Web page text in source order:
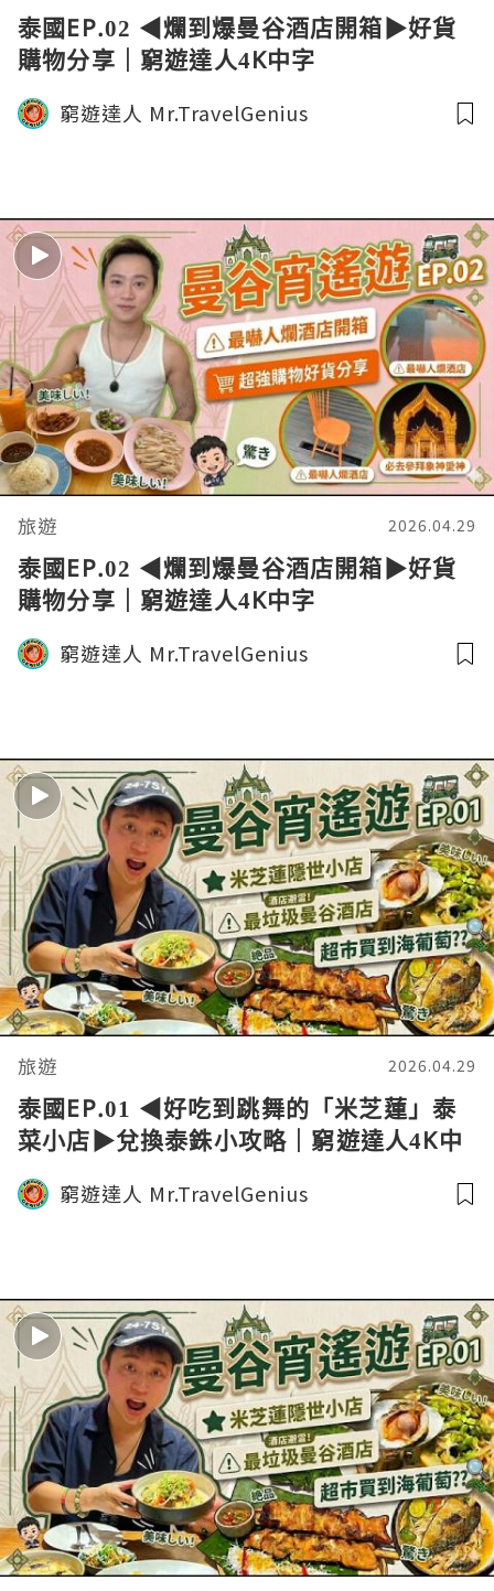
泰國EP.02 ◀︎爛到爆曼谷酒店開箱▶︎好貨
購物分享｜窮遊達人4K中字
窮遊達人 Mr.TravelGenius
旅遊 2026.04.29
泰國EP.02 ◀︎爛到爆曼谷酒店開箱▶︎好貨
購物分享｜窮遊達人4K中字
窮遊達人 Mr.TravelGenius
旅遊 2026.04.29
泰國EP.01 ◀︎好吃到跳舞的「米芝蓮」泰
菜小店▶︎兌換泰銖小攻略｜窮遊達人4K中
字
窮遊達人 Mr.TravelGenius